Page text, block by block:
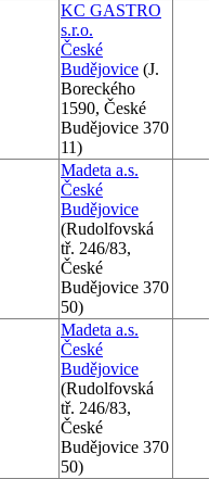
KC GASTRO
s.r.o.
České
Budějovice (J.
Boreckého
1590, České
Budějovice 370
11)
Madeta a.s.
České
Budějovice
(Rudolfovská
tř. 246/83,
České
Budějovice 370
50)
Madeta a.s.
České
Budějovice
(Rudolfovská
tř. 246/83,
České
Budějovice 370
50)